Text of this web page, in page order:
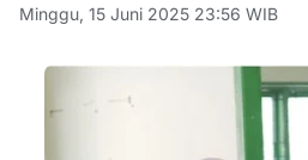
Minggu, 15 Juni 2025 23:56 WIB